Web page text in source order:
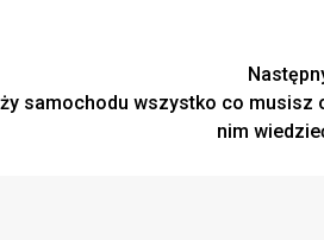
samochodu wszystko co musisz
nim